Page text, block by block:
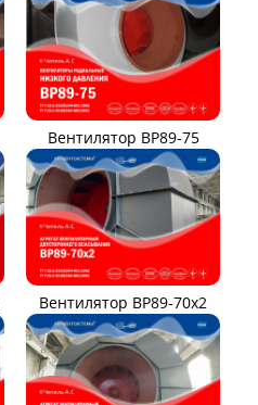
Вентилятор ВР89-75
Вентилятор ВР89-70x2